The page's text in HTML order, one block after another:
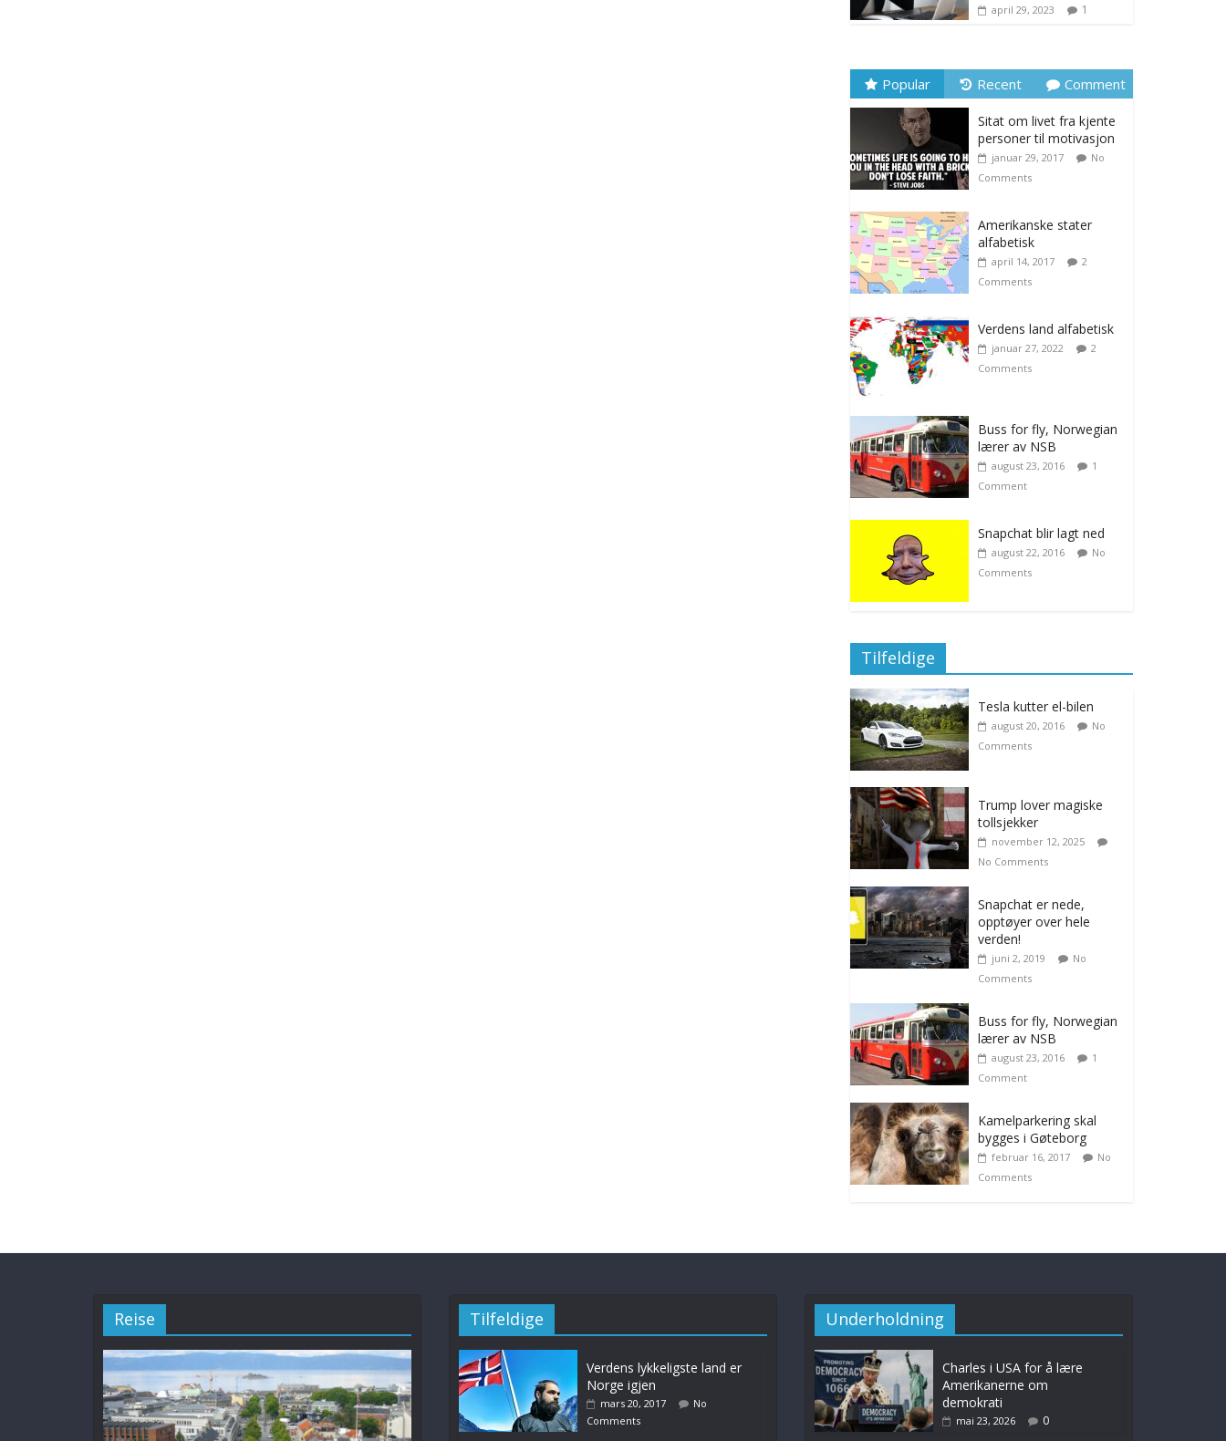
april 29, 2023 1
Popular Recent Comment
Sitat om livet fra kjente
personer til motivasjon
januar 29, 2017
No
Comments
Amerikanske stater
alfabetisk
april 14, 2017
2
Comments
Verdens land alfabetisk
januar 27, 2022
2
Comments
Buss for fly, Norwegian
lærer av NSB
august 23, 2016
1
Comment
Snapchat blir lagt ned
august 22, 2016
No
Comments
Tilfeldige
Tesla kutter el-bilen
august 20, 2016
No
Comments
Trump lover magiske
tollsjekker
november 12, 2025
No Comments
Snapchat er nede,
opptøyer over hele
verden!
juni 2, 2019
No
Comments
Buss for fly, Norwegian
lærer av NSB
august 23, 2016
1
Comment
Kamelparkering skal
bygges i Gøteborg
februar 16, 2017
No
Comments
Reise Tilfeldige
Verdens lykkeligste land er
Norge igjen
mars 20, 2017
No
Comments
Underholdning
Charles i USA for å lære
Amerikanerne om
demokrati
mai 23, 2026 0